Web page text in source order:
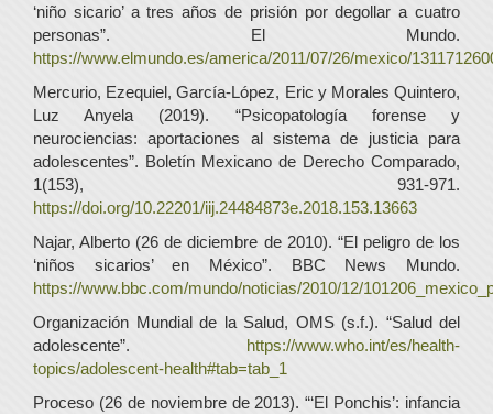
‘niño sicario’ a tres años de prisión por degollar a cuatro
personas”. El Mundo.
https://www.elmundo.es/america/2011/07/26/mexico/
Mercurio, Ezequiel, García-López, Eric y Morales Quintero,
Luz Anyela (2019). “Psicopatología forense y
neurociencias: aportaciones al sistema de justicia para
adolescentes”. Boletín Mexicano de Derecho Comparado,
1(153), 931-971.
https://doi.org/10.22201/iij.24484873e.2018.153.13663
Najar, Alberto (26 de diciembre de 2010). “El peligro de los
‘niños sicarios’ en México”. BBC News Mundo.
https://www.bbc.com/mundo/noticias/2010/12/
Organización Mundial de la Salud, OMS (s.f.). “Salud del
adolescente”. https://www.who.int/es/health-
topics/adolescent-health#tab=tab_1
Proceso (26 de noviembre de 2013). “‘El Ponchis’: infancia